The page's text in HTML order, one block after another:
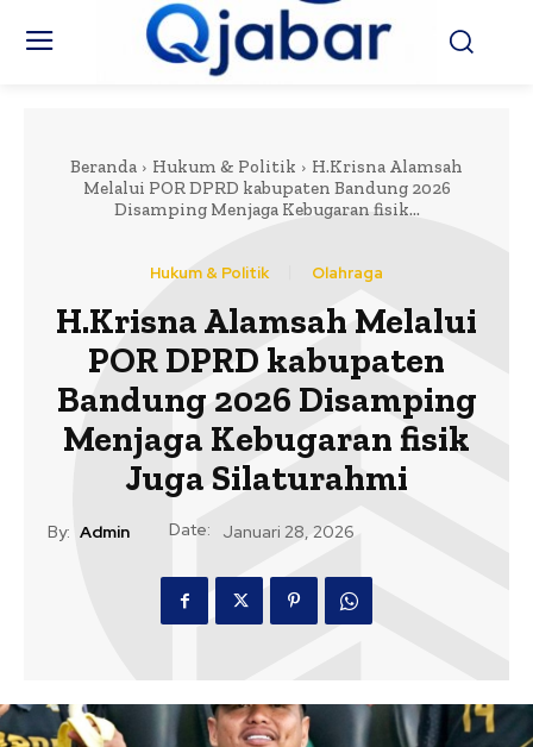
Beranda Hukum & Politik
H.Krisna Alamsah
Melalui POR DPRD kabupaten Bandung 2026
Disamping Menjaga Kebugaran fisik...
Hukum & Politik Olahraga
H.Krisna Alamsah Melalui
POR DPRD kabupaten
Bandung 2026 Disamping
Menjaga Kebugaran fisik
Juga Silaturahmi
By: Admin Date: Januari 28, 2026